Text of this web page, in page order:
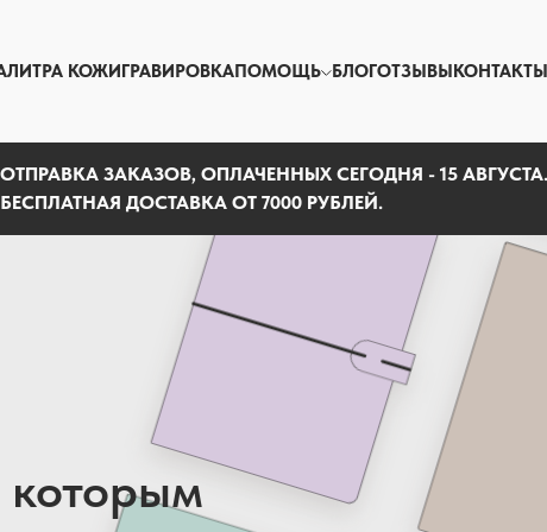
КОЖИГРАВИРОВКАПОМОЩЬ БЛОГОТЗЫВЫКОНТАКТЫ
ОТПРАВКА ЗАКАЗОВ, ОПЛАЧЕННЫХ СЕГОДНЯ - 15 АВГУСТА.
БЕСПЛАТНАЯ ДОСТАВКА ОТ 7000 РУБЛЕЙ.